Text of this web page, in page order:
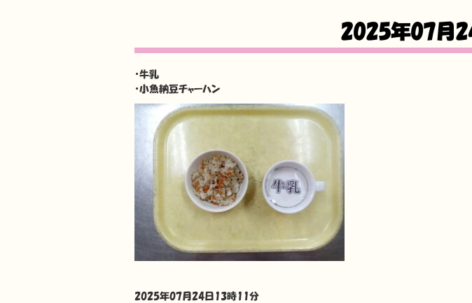
2025年07月
・牛乳
・小魚納豆チャーハン
2025年07月24日13時11分